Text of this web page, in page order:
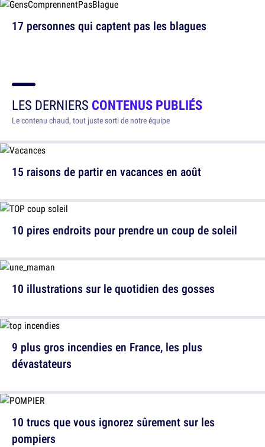
17 personnes qui captent pas les blagues
LES DERNIERS CONTENUS PUBLIÉS
Le contenu chaud, tout juste sorti de notre équipe
15 raisons de partir en vacances en août
10 illustrations sur le quotidien des gosses
10 trucs que vous ignorez sûrement sur les
pompiers
10 pires endroits pour prendre un coup de soleil
9 plus gros incendies en France, les plus
dévastateurs